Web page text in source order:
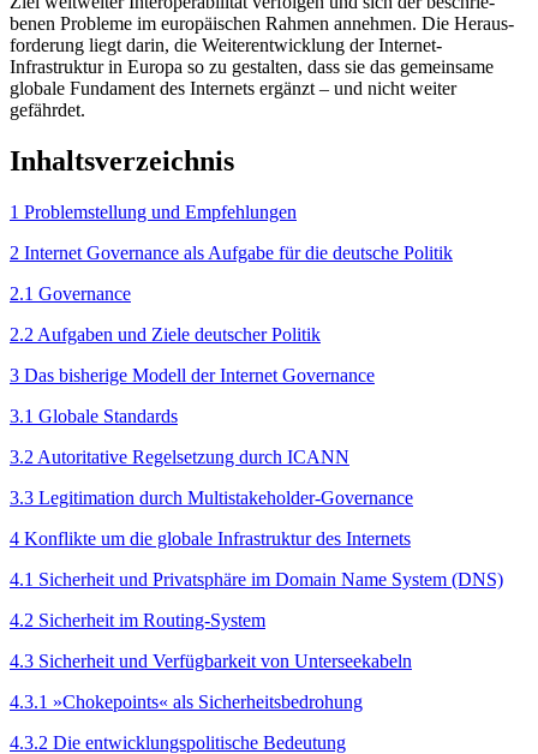
benen Probleme im euro­päi­schen Rahmen annehmen. Die Heraus­
forderung liegt darin, die Weiter­entwicklung der Internet-
Infrastruktur in Europa so zu gestalten, dass sie das gemeinsame
globale Fundament des Internets ergänzt – und nicht weiter
gefährdet.
Inhaltsverzeichnis
1 Problemstellung und Empfehlungen
2 Internet Governance als Auf­gabe für die deutsche Politik
2.1 Governance
2.2 Aufgaben und Ziele deutscher Politik
3 Das bisherige Modell der Internet Governance
3.1 Globale Standards
3.2 Autoritative Regelsetzung durch ICANN
3.3 Legitimation durch Multistakeholder-Governance
4 Konflikte um die globale Infrastruktur des Internets
4.1 Sicherheit und Privatsphäre im Domain Name System (DNS)
4.2 Sicherheit im Routing-System
4.3 Sicherheit und Verfügbarkeit von Unterseekabeln
4.3.1 »Chokepoints« als Sicherheitsbedrohung
4.3.2 Die entwicklungspolitische Bedeutung